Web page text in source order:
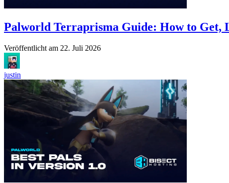
Palworld Terraprisma Guide: How to Get,
Veröffentlicht am 22. Juli 2026
justin